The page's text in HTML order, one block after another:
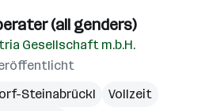
(all genders)
Gesellschaft m.b.H.
Steinabrückl
Vollzeit